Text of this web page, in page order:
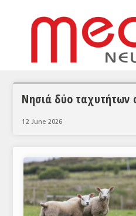
ΑΝΑΛΥΣΕΙΣ
ΚΟΣΜΟΣ
ΕΙΔΗΣΕΙΣ
Νησιά δύο ταχυτήτων
12 June 2026